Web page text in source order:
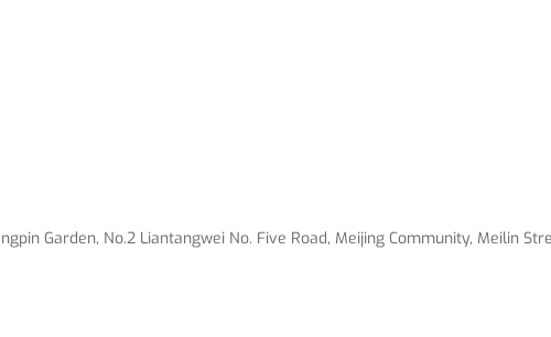
Garden, No.2 Liantangwei No. Five Road, Meijing Community, Meilin